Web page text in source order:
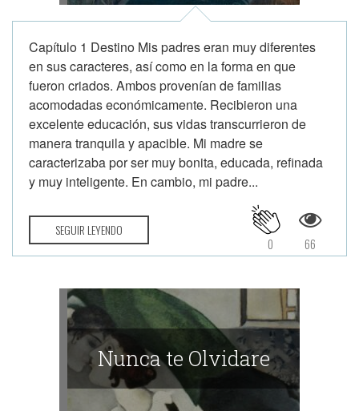
Capítulo 1 Destino Mis padres eran muy diferentes
en sus caracteres, así como en la forma en que
fueron criados. Ambos provenían de familias
acomodadas económicamente. Recibieron una
excelente educación, sus vidas transcurrieron de
manera tranquila y apacible. Mi madre se
caracterizaba por ser muy bonita, educada, refinada
y muy inteligente. En cambio, mi padre...
SEGUIR LEYENDO
66
0
Nunca te Olvidare